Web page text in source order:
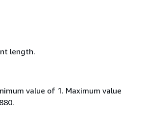
length.
value of 1. Maximum value